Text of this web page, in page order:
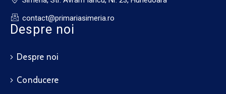
contact@primariasimeria.ro
Despre noi
Despre noi
Conducere